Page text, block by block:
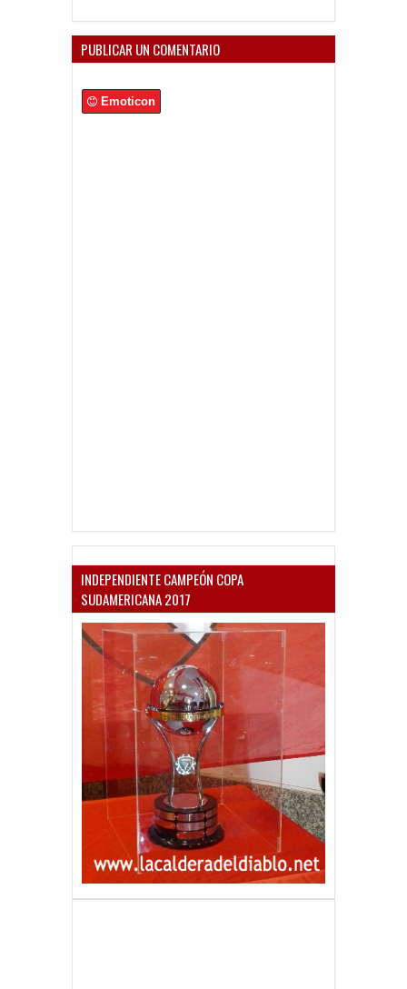
PUBLICAR UN COMENTARIO
Emoticon
INDEPENDIENTE CAMPEÓN COPA
SUDAMERICANA 2017